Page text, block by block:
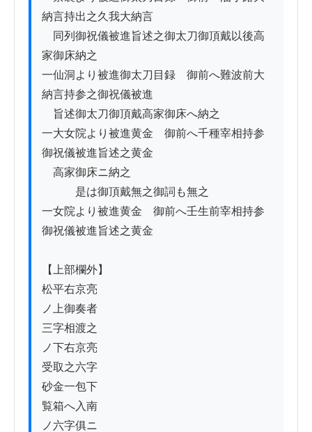
納言持出之久我大納言
同列御祝儀被進旨述之御太刀御頂戴以後高
家御床納之
一仙洞より被進御太刀目録　御前へ難波前大
納言持参之御祝儀被進
旨述御太刀御頂戴高家御床へ納之
一大女院より被進黄金　御前へ千種宰相持参
御祝儀被進旨述之黄金
高家御床ニ納之
是は御頂戴無之御詞も無之
一女院より被進黄金　御前へ壬生前宰相持参
御祝儀被進旨述之黄金
【上部欄外】
松平右京亮
ノ上御奏者
三字相渡之
ノ下右京亮
受取之六字
砂金一包下
覧箱へ入南
ノ六字俱ニ